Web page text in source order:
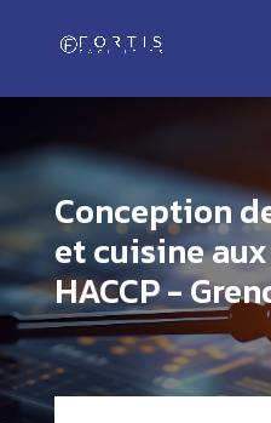
Conception
et cuisine
HACCP -